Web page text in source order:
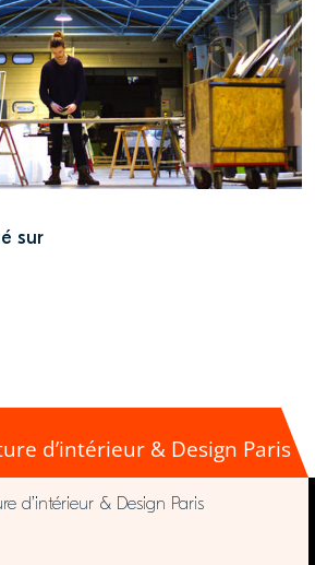
sur
d’intérieur & Design Paris
d’intérieur & Design Paris